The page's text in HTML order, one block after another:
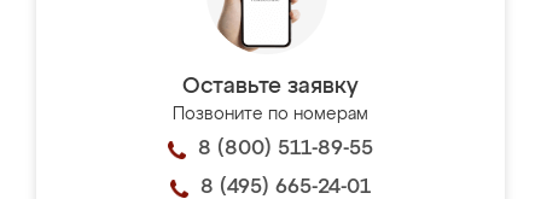
Оставьте заявку
Позвоните по номерам
8 (800) 511-89-55
8 (495) 665-24-01